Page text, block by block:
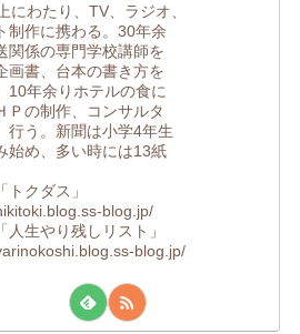
にわたり、TV、ラジオ、
制作に携わる。30年余
関係の専門学校講師を
画書、台本の書き方を
10年余りホテルの食に
Ｐの制作、コンサルタ
行う。新聞は小学4年生
始め、多い時には13紙
トクダス」
blog.jp/
人生やり残しリスト」
blog.jp/